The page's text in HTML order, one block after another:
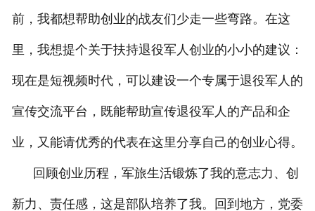
前，我都想帮助创业的战友们少走一些弯路。在这
里，我想提个关于扶持退役军人创业的小小的建议：
现在是短视频时代，可以建设一个专属于退役军人的
宣传交流平台，既能帮助宣传退役军人的产品和企
业，又能请优秀的代表在这里分享自己的创业心得。
回顾创业历程，军旅生活锻炼了我的意志力、创
新力、责任感，这是部队培养了我。回到地方，党委